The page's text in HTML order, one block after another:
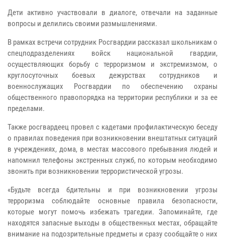
Дети активно участвовали в диалоге, отвечали на заданные
вопросы и делились своими размышлениями.
В рамках встречи сотрудник Росгвардии рассказал школьникам о
спецподразделениях войск национальной гвардии,
осуществляющих борьбу с терроризмом и экстремизмом, о
круглосуточных боевых дежурствах сотрудников и
военнослужащих Росгвардии по обеспечению охраны
общественного правопорядка на территории республики и за ее
пределами.
Также росгвардеец провел с кадетами профилактическую беседу
о правилах поведения при возникновении внештатных ситуаций
в учреждениях, дома, в местах массового пребывания людей и
напомнил телефоны экстренных служб, по которым необходимо
звонить при возникновении террористической угрозы.
«Будьте всегда бдительны и при возникновении угрозы
терроризма соблюдайте основные правила безопасности,
которые могут помочь избежать трагедии. Запоминайте, где
находятся запасные выходы в общественных местах, обращайте
внимание на подозрительные предметы и сразу сообщайте о них